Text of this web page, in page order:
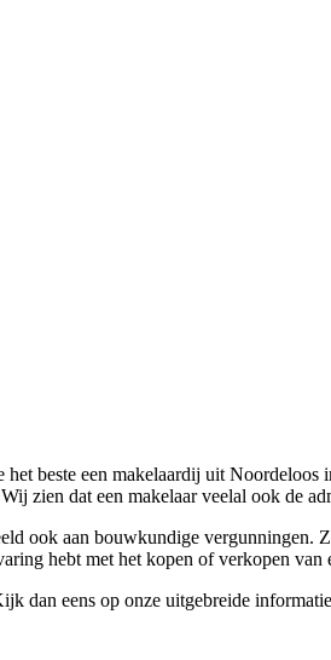
beste een makelaardij uit
zien dat een makelaar veelal ook de
ook aan bouwkundige
hebt met het kopen of verkopen van
dan eens op onze uitgebreide